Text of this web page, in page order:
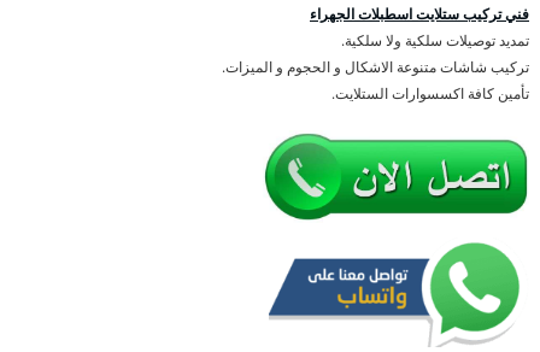
فني تركيب ستلايت اسطبلات الجهراء
تمديد توصيلات سلكية ولا سلكية.
تركيب شاشات متنوعة الاشكال و الحجوم و الميزات.
تأمين كافة اكسسوارات الستلايت.